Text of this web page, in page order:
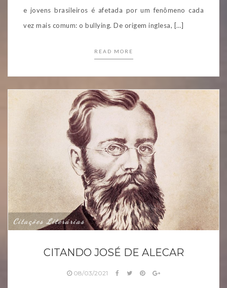
e jovens brasileiros é afetada por um fenômeno cada
vez mais comum: o bullying. De origem inglesa, […]
READ MORE
Citações Literárias
CITANDO JOSÉ DE ALECAR
08/03/2021